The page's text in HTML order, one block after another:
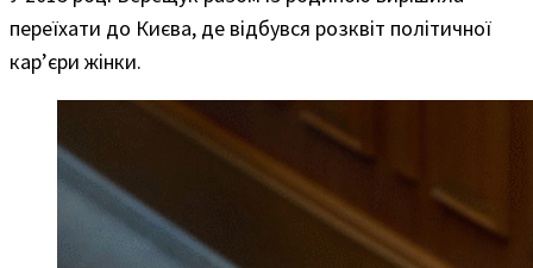
переїхати до Києва, де відбувся розквіт політичної
кар’єри жінки.